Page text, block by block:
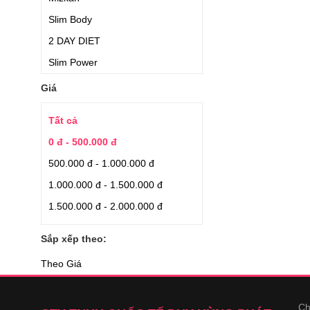
Slim Body
2 DAY DIET
Slim Power
Orihiro
Fatblaster
Nutiva
Creative Bioscience
Rohto
Relumins
Swisse
Kobayashi
Giá
Tất cả
0 đ - 500.000 đ
500.000 đ - 1.000.000 đ
1.000.000 đ - 1.500.000 đ
1.500.000 đ - 2.000.000 đ
Sắp xếp theo:
Theo Giá